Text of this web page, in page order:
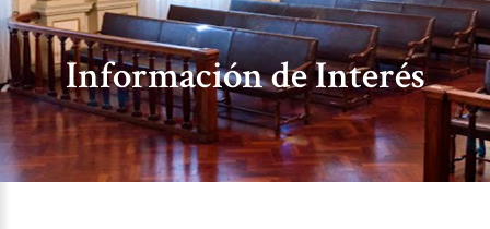
Información de Interés